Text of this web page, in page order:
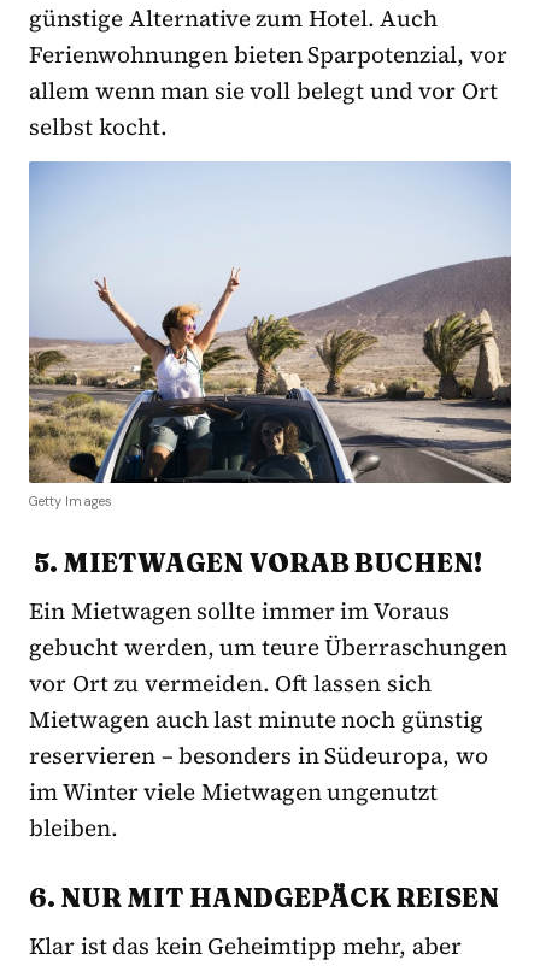
günstige Alternative zum Hotel. Auch
Ferienwohnungen bieten Sparpotenzial, vor
allem wenn man sie voll belegt und vor Ort
selbst kocht.
Getty Images
5. MIETWAGEN VORAB BUCHEN!
Ein Mietwagen sollte immer im Voraus
gebucht werden, um teure Überraschungen
vor Ort zu vermeiden. Oft lassen sich
Mietwagen auch last minute noch günstig
reservieren – besonders in Südeuropa, wo
im Winter viele Mietwagen ungenutzt
bleiben.
6. NUR MIT HANDGEPÄCK REISEN
Klar ist das kein Geheimtipp mehr, aber